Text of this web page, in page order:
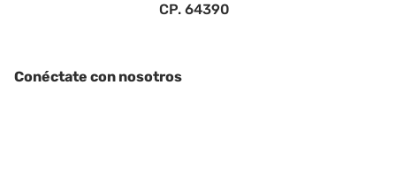
CP. 64390
Conéctate con nosotros